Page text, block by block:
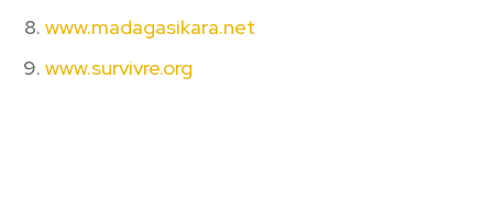
www.madagasikara.net
www.survivre.org